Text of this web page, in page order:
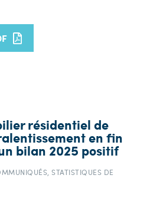
résidentiel de
en fin
bilan 2025 positif
STATISTIQUES DE